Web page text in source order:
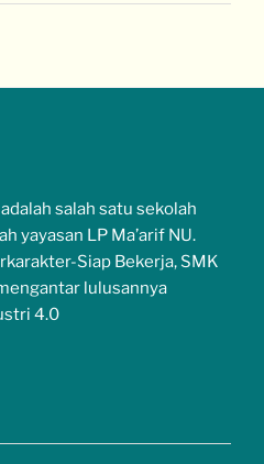
salah satu sekolah
yayasan LP Ma’arif NU.
Siap Bekerja, SMK
lulusannya
4.0